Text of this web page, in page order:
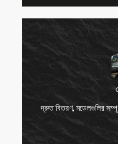
মডেলগুলির সম্পূর্ণ পরিসীমা, আসল অংশগুলি